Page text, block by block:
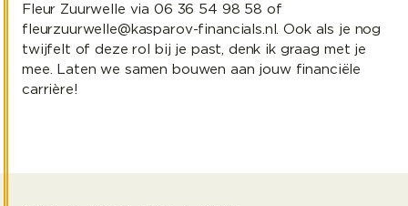
Fleur Zuurwelle via 06 36 54 98 58 of
fleurzuurwelle@kasparov-financials.nl. Ook als je nog
twijfelt of deze rol bij je past, denk ik graag met je
mee. Laten we samen bouwen aan jouw financiële
carrière!